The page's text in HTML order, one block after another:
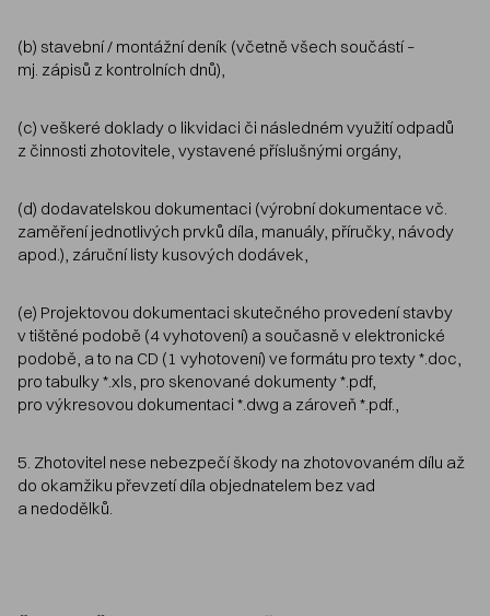
(b) stavební / montážní deník (včetně všech součástí –
mj. zápisů z kontrolních dnů),
(c) veškeré doklady o likvidaci či následném využití odpadů
z činnosti zhotovitele, vystavené příslušnými orgány,
(d) dodavatelskou dokumentaci (výrobní dokumentace vč.
zaměření jednotlivých prvků díla, manuály, příručky, návody
apod.), záruční listy kusových dodávek,
(e) Projektovou dokumentaci skutečného provedení stavby
v tištěné podobě (4 vyhotovení) a současně v elektronické
podobě, a to na CD (1 vyhotovení) ve formátu pro texty *.doc,
pro tabulky *.xls, pro skenované dokumenty *.pdf,
pro výkresovou dokumentaci *.dwg a zároveň *.pdf.,
5. Zhotovitel nese nebezpečí škody na zhotovovaném dílu až
do okamžiku převzetí díla objednatelem bez vad
a nedodělků.